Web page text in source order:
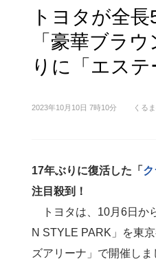
トヨタが全
「豪華ブラ
りに「エス
2023年10月10日 7時10分 くる
17年ぶりに復活した「
注目殺到！
トヨタは、10月6日か
N STYLE PARK」を東
ズアリーナ」で開催しま